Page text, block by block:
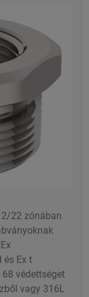
22 zónában
és Ex t
védettséget
vagy 316L